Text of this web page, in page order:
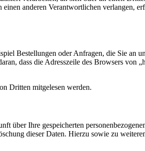
anderen Verantwortlichen verlangen,
Bestellungen oder Anfragen, die Sie an
dass die Adresszeile des Browsers von
Dritten mitgelesen werden.
über Ihre gespeicherten
dieser Daten. Hierzu sowie zu